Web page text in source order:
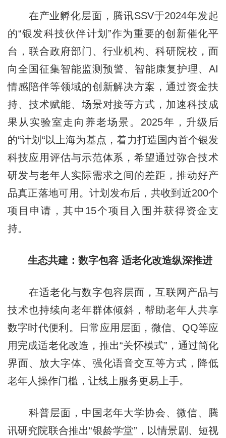
在产业孵化层面，腾讯SSV于2024年发起
的“银发科技伙伴计划”作为重要的创新催化平
台，联合政府部门、行业机构、科研院校，面
向全国征集智能监测预警、智能康复护理、AI
情感陪伴等领域的创新解决方案，通过资金扶
持、技术赋能、场景对接等方式，加速科技成
果从实验室走向养老场景。2025年，升级后
的“计划“以上海为基点，着力打造国内首个银发
科技应用评估与示范体系，希望通过弥合技术
研发与老年人实际需求之间的差距，推动好产
品真正落地可用。计划发布后，共收到近200个
项目申请，其中15个项目入围并获得资金支
持。
生态共建：数字包容 适老化改造纵深推进
在适老化与数字包容层面，互联网产品与
技术也持续向老年群体倾斜，帮助老年人共享
数字时代便利。日常应用层面，微信、QQ等应
用完成适老化改造，推出“关怀模式”，通过简化
界面、放大字体、强化语音交互等方式，降低
老年人操作门槛，让线上服务更易上手。
科普层面，中国老年大学协会、微信、腾
讯研究院联合推出“银龄学堂”，以情景剧、短视